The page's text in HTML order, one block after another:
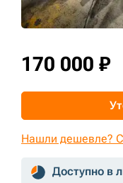
170 000 ₽
Нашли дешевле?
Доступно в